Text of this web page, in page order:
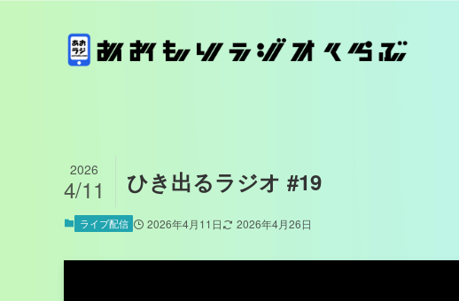
ひき出るラジオ #19
2026
4/11
ライブ配信 2026年4月11日 2026年4月26日